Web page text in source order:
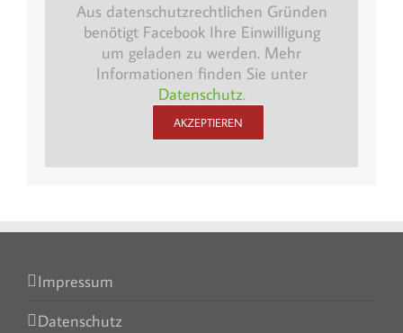
Aus datenschutzrechtlichen Gründen
benötigt Facebook Ihre Einwilligung
um geladen zu werden. Mehr
Informationen finden Sie unter
Datenschutz.
AKZEPTIEREN
Impressum
Datenschutz